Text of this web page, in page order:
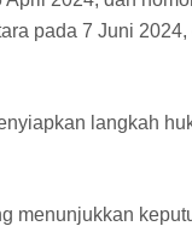
pada 7 Juni
langkah
menunjukkan